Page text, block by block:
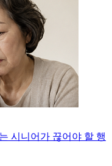
시니어가 끊어야 할 행